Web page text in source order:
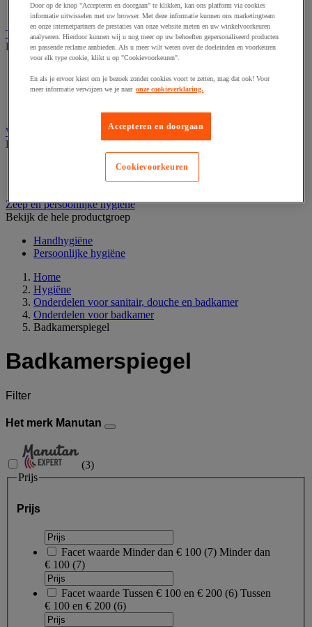
Schoonmaakkar
Toiletpapier en tissues
Bekijk de hele productgroep
Jumbo toiletpapier
Toiletpapier
Wasgoedwagen en linnenkast
Bekijk de hele productgroep
Waszak en accessoires
Zeep en persoonlijke hygiëne
Bekijk de hele productgroep
Handhygiëne
Persoonlijke hygiëne
Home
Hygiëne
Onderdelen voor sanitair, douche en badkamer
Onderdelen voor badkamer
Badkamerspiegel
Badkamerspiegel
Filter
Het merk Manutan
(3)
Prijs
Prijs
Facet waarde Minder dan € 100 (7) Minder dan
€ 100 (7)
Facet waarde Tussen € 100 en € 200 (6) Tussen
€ 100 en € 200 (6)
Door op de knop "Accepteren en doorgaan" te klikken, kan ons platform via cookies
informatie uitwisselen met uw browser. Met deze informatie kunnen ons marketingteam
en onze internetpartners de prestaties van onze website meten en uw winkelvoorkeuren
analyseren. Hierdoor kunnen wij u nog meer op uw behoeften gepersonaliseerd producten
en passende reclame aanbieden. Als u meer wilt weten over de doeleinden en voorkeuren
voor elk type cookie, klikt u op "Cookievoorkeuren".
En als je ervoor kiest om je bezoek zonder cookies voort te zetten, mag dat ook! Voor
meer informatie verwijzen we je naar onze cookieverklaring.
Accepteren en doorgaan
Cookievoorkeuren